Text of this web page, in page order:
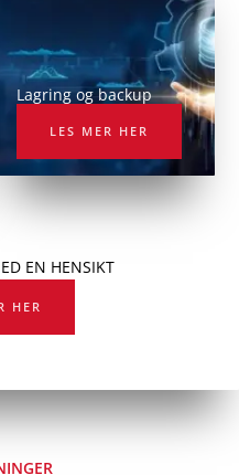
Lagring og backup
LES MER HER
EN HENSIKT
HER